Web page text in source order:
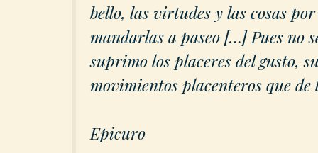
bello, las virtudes y las cosas
mandarlas a paseo […] Pues no
suprimo los placeres del gusto,
movimientos placenteros que
Epicuro